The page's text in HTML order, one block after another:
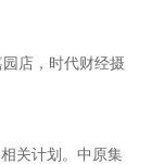
店，时代财经摄
关计划。中原集